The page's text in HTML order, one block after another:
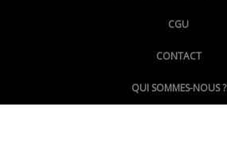
@LePoingMontpellier
CGU
CONTACT
QUI SOMMES-NOUS ?